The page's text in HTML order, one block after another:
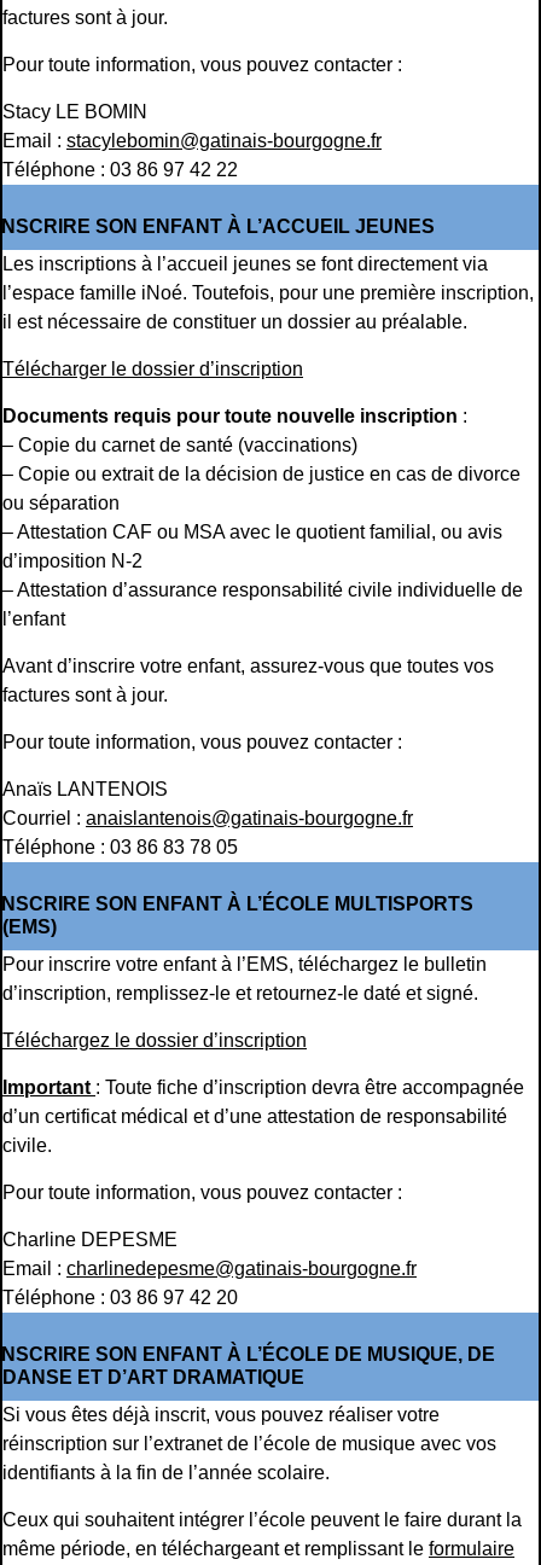
factures sont à jour.
Pour toute information, vous pouvez contacter :
Stacy LE BOMIN
Email : stacylebomin@gatinais-bourgogne.fr
Téléphone : 03 86 97 42 22
SON ENFANT À L’ACCUEIL JEUNES
Les inscriptions à l’accueil jeunes se font directement via
l’espace famille iNoé. Toutefois, pour une première inscription,
il est nécessaire de constituer un dossier au préalable.
Télécharger le dossier d’inscription
Documents requis pour toute nouvelle inscription :
– Copie du carnet de santé (vaccinations)
– Copie ou extrait de la décision de justice en cas de divorce
ou séparation
– Attestation CAF ou MSA avec le quotient familial, ou avis
d’imposition N-2
– Attestation d’assurance responsabilité civile individuelle de
l’enfant
Avant d’inscrire votre enfant, assurez-vous que toutes vos
factures sont à jour.
Pour toute information, vous pouvez contacter :
Anaïs LANTENOIS
Courriel : anaislantenois@gatinais-bourgogne.fr
Téléphone : 03 86 83 78 05
SON ENFANT À L’ÉCOLE MULTISPORTS
(EMS)
Pour inscrire votre enfant à l’EMS, téléchargez le bulletin
d’inscription, remplissez-le et retournez-le daté et signé.
Téléchargez le dossier d’inscription
Important : Toute fiche d’inscription devra être accompagnée
d’un certificat médical et d’une attestation de responsabilité
civile.
Pour toute information, vous pouvez contacter :
Charline DEPESME
Email : charlinedepesme@gatinais-bourgogne.fr
Téléphone : 03 86 97 42 20
SON ENFANT À L’ÉCOLE DE MUSIQUE, DE
DANSE ET D’ART DRAMATIQUE
Si vous êtes déjà inscrit, vous pouvez réaliser votre
réinscription sur l’extranet de l’école de musique avec vos
identifiants à la fin de l’année scolaire.
Ceux qui souhaitent intégrer l’école peuvent le faire durant la
même période, en téléchargeant et remplissant le formulaire